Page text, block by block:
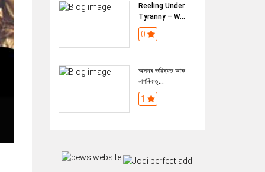
Reeling Under
Tyranny – W...
0
অসমৰ ভৱিষ্যত আৰু
নাগৰিকত্...
1